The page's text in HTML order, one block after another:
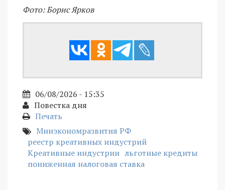
Фото: Борис Ярков
06/08/2026 - 15:35
Повестка дня
Печать
Минэкономразвития РФ
реестр креативных индустрий
Креативные индустрии льготные кредиты
пониженная налоговая ставка